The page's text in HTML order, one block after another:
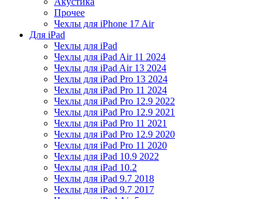
Прочее
Чехлы для iPhone 17 Air
Для iPad
Чехлы для iPad
Чехлы для iPad Air 11 2024
Чехлы для iPad Air 13 2024
Чехлы для iPad Pro 13 2024
Чехлы для iPad Pro 11 2024
Чехлы для iPad Pro 12.9 2022
Чехлы для iPad Pro 12.9 2021
Чехлы для iPad Pro 11 2021
Чехлы для iPad Pro 12.9 2020
Чехлы для iPad Pro 11 2020
Чехлы для iPad 10.9 2022
Чехлы для iPad 10.2
Чехлы для iPad 9.7 2018
Чехлы для iPad 9.7 2017